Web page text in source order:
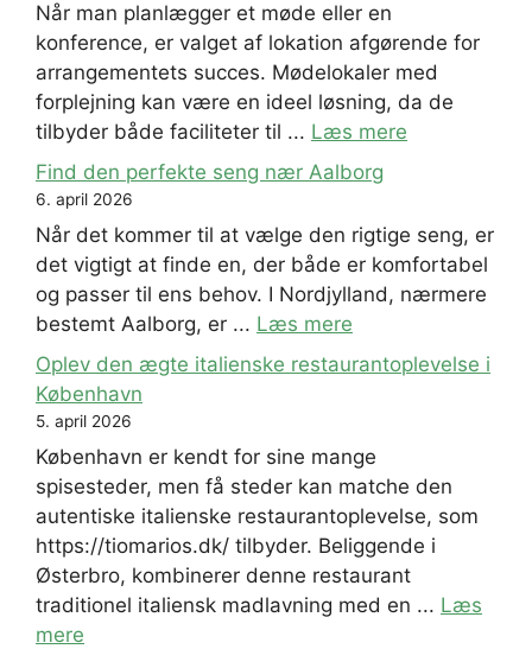
Når man planlægger et møde eller en
konference, er valget af lokation afgørende for
arrangementets succes. Mødelokaler med
forplejning kan være en ideel løsning, da de
tilbyder både faciliteter til ... Læs mere
Find den perfekte seng nær Aalborg
6. april 2026
Når det kommer til at vælge den rigtige seng, er
det vigtigt at finde en, der både er komfortabel
og passer til ens behov. I Nordjylland, nærmere
bestemt Aalborg, er ... Læs mere
Oplev den ægte italienske restaurantoplevelse i
København
5. april 2026
København er kendt for sine mange
spisesteder, men få steder kan matche den
autentiske italienske restaurantoplevelse, som
https://tiomarios.dk/ tilbyder. Beliggende i
Østerbro, kombinerer denne restaurant
traditionel italiensk madlavning med en ... Læs
mere